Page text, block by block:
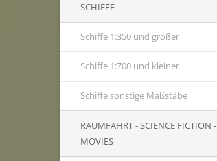
SCHIFFE
Schiffe 1:350 und größer
Schiffe 1:700 und kleiner
Schiffe sonstige Maßstäbe
RAUMFAHRT - SCIENCE FICTION -
MOVIES